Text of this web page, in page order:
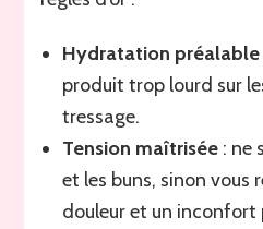
Hydratation préalable
produit trop lourd sur
tressage.
Tension maîtrisée : ne
et les buns, sinon vous
douleur et un inconfort